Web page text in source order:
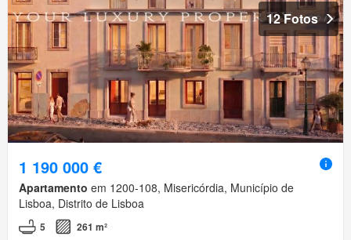
12 Fotos
1 190 000 €
Apartamento em 1200-108, Misericórdia, Município de
Lisboa, Distrito de Lisboa
5
261 m²